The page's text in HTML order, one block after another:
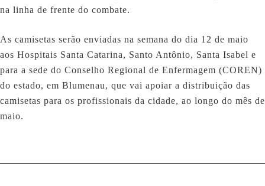
na linha de frente do combate.
As camisetas serão enviadas na semana do dia 12 de maio
aos Hospitais Santa Catarina, Santo Antônio, Santa Isabel e
para a sede do Conselho Regional de Enfermagem (COREN)
do estado, em Blumenau, que vai apoiar a distribuição das
camisetas para os profissionais da cidade, ao longo do mês de
maio.